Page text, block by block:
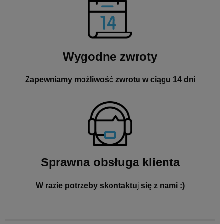
Wygodne zwroty
Zapewniamy możliwość zwrotu w ciągu 14 dni
Sprawna obsługa klienta
W razie potrzeby skontaktuj się z nami :)